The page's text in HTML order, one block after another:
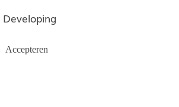
Developing
Accepteren